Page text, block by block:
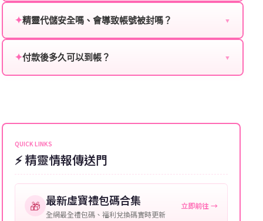
角色名稱：您遊戲中的角色名稱。
等級：角色的當前等級。
提供這些信息能幫助我們更快地處理您的代儲需求，確
贈送、大額儲值優惠及節日限定活動，儲值最低6折
✦精靈代儲安全嗎、會導致帳號被封嗎？ ▼
單，不使用外掛程式、非法點數或異常儲值管道。您獲
✦付款後多久可以到帳？ ▼
可直接聯絡客服查詢訂單進度。
QUICK LINKS
⚡ 精靈情報傳送門
🎁 最新虛寶禮包碼合集
全網最全禮包碼、福利兌換碼實時更新
立即前往 →